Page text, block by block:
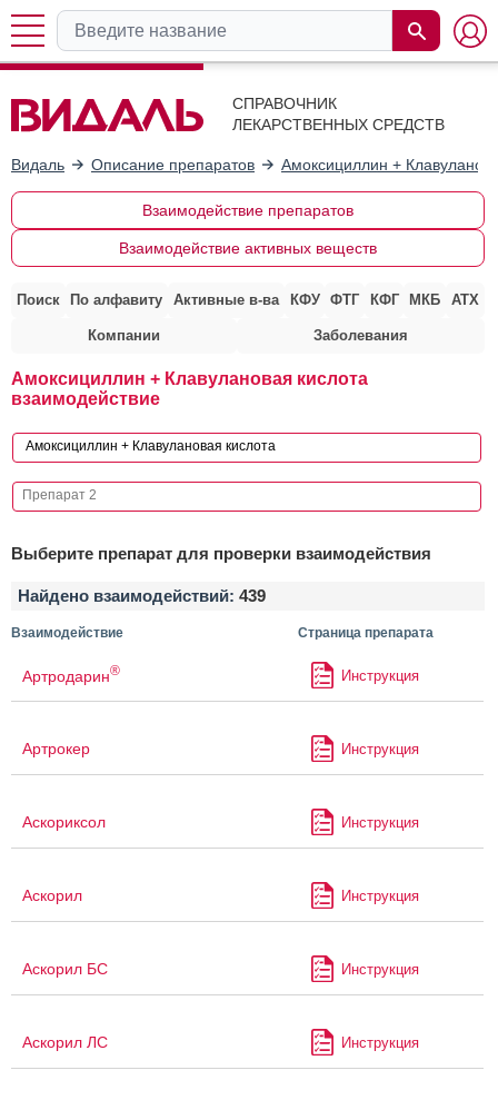
СПРАВОЧНИК
ЛЕКАРСТВЕННЫХ СРЕДСТВ
Видаль Описание препаратов Амоксициллин +
Взаимодействие препаратов
Взаимодействие активных веществ
Поиск По алфавиту Активные в-ва КФУ ФТГ КФГ МКБ АТХ
Компании Заболевания
Амоксициллин + Клавулановая кислота
взаимодействие
Выберите препарат для проверки взаимодействия
Найдено взаимодействий: 439
Взаимодействие Страница препарата
Артродарин® Инструкция
Артрокер Инструкция
Аскориксол Инструкция
Аскорил Инструкция
Аскорил БС Инструкция
Аскорил ЛС Инструкция